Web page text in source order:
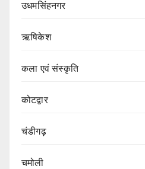
उधमसिंहनगर
ऋषिकेश
कला एवं संस्कृति
कोटद्वार
चंडीगढ़
चमोली